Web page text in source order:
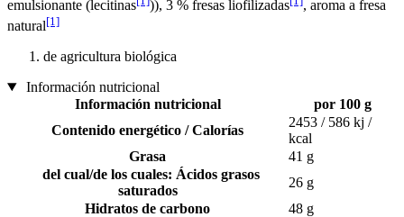
emulsionante (lecitinas
)), 3 % fresas liofilizadas
, aroma a fresa
natural[1]
de agricultura biológica
Información nutricional
Información nutricional
por 100 g
Contenido energético / Calorías
2453 / 586 kj /
kcal
Grasa
41 g
del cual/de los cuales: Ácidos grasos
saturados
26 g
Hidratos de carbono
48 g